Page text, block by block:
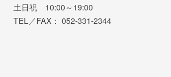
土日祝 10:00～19:00
TEL／FAX： 052-331-2344